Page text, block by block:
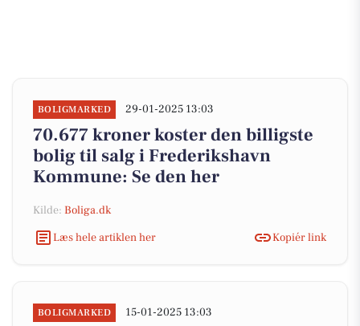
BOLIGMARKED 29-01-2025 13:03
70.677 kroner koster den billigste
bolig til salg i Frederikshavn
Kommune: Se den her
Kilde: Boliga.dk
Læs hele artiklen her
Kopiér link
BOLIGMARKED 15-01-2025 13:03